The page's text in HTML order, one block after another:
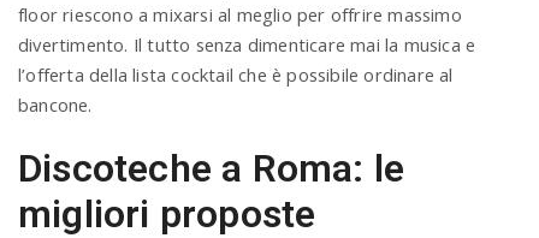
floor riescono a mixarsi al meglio per offrire massimo
divertimento. Il tutto senza dimenticare mai la musica e
l’offerta della lista cocktail che è possibile ordinare al
bancone.
Discoteche a Roma: le
migliori proposte